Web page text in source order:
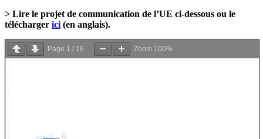
> Lire le projet de communication de l’UE ci-dessous ou le
télécharger ici (en anglais).
Page 1 / 16 Zoom 100%